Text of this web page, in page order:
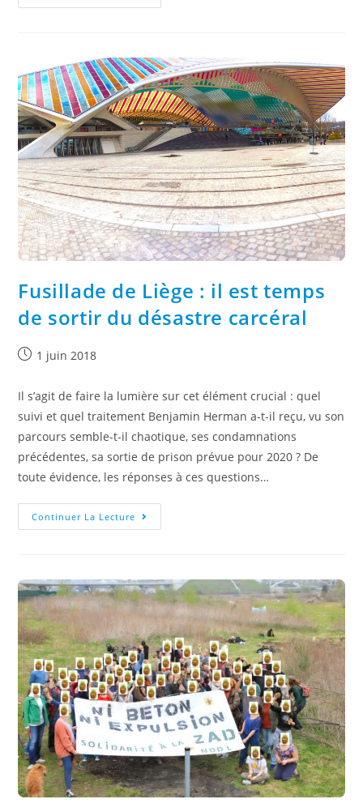
Fusillade de Liège : il est temps
de sortir du désastre carcéral
1 juin 2018
Il s’agit de faire la lumière sur cet élément crucial : quel
suivi et quel traitement Benjamin Herman a-t-il reçu, vu son
parcours semble-t-il chaotique, ses condamnations
précédentes, sa sortie de prison prévue pour 2020 ? De
toute évidence, les réponses à ces questions…
Continuer La Lecture